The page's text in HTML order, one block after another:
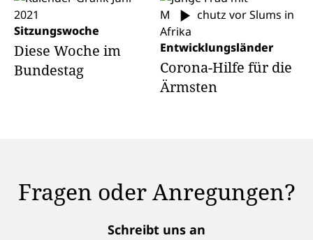
Sitzungswoche
Diese Woche im
Bundestag
Entwicklungsländer
Corona-Hilfe für die
Ärmsten
Fragen oder Anregungen?
Schreibt uns an